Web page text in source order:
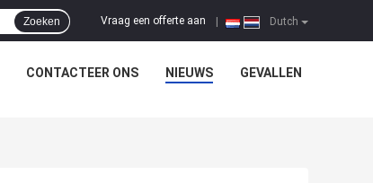
Dutch
Vraag een offerte aan
Zoeken
CONTACTEER ONS NIEUWS GEVALLEN